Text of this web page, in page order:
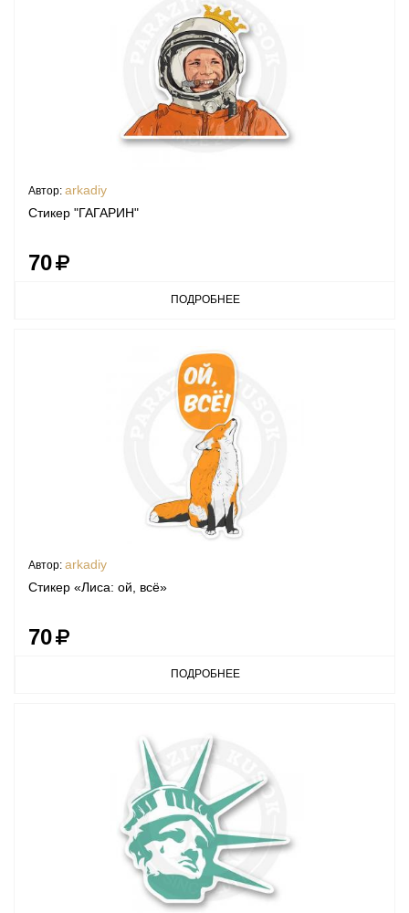
Автор: arkadiy
Стикер "ГАГАРИН"
70
ПОДРОБНЕЕ
Автор: arkadiy
Стикер «Лиса: ой, всё»
70
ПОДРОБНЕЕ